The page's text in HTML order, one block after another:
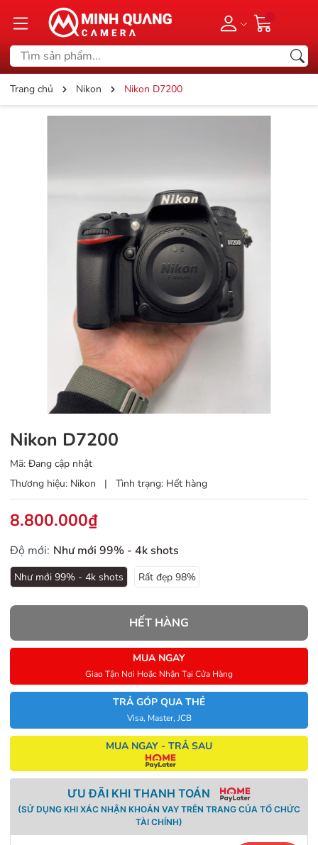
Trang chủ Nikon Nikon D7200
Nikon D7200
Mã: Đang cập nhật
Thương hiệu: Nikon | Tình trạng: Hết hàng
8.800.000₫
Độ mới: Như mới 99% - 4k shots
Như mới 99% - 4k shots Rất đẹp 98%
HẾT HÀNG
MUA NGAY
Giao Tận Nơi Hoặc Nhận Tại Cửa Hàng
TRẢ GÓP QUA THẺ
Visa, Master, JCB
MUA NGAY - TRẢ SAU
ƯU ĐÃI KHI THANH TOÁN
(SỬ DỤNG KHI XÁC NHẬN KHOẢN VAY TRÊN TRANG CỦA TỔ CHỨC
TÀI CHÍNH)